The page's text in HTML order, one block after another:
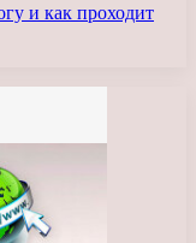
и как проходит